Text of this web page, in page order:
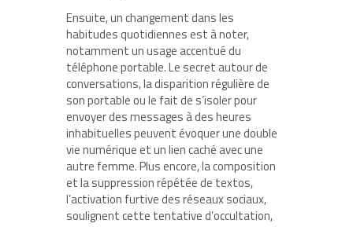
Ensuite, un changement dans les
habitudes quotidiennes est à noter,
notamment un usage accentué du
téléphone portable. Le secret autour de
conversations, la disparition régulière de
son portable ou le fait de s’isoler pour
envoyer des messages à des heures
inhabituelles peuvent évoquer une double
vie numérique et un lien caché avec une
autre femme. Plus encore, la composition
et la suppression répétée de textos,
l’activation furtive des réseaux sociaux,
soulignent cette tentative d’occultation,